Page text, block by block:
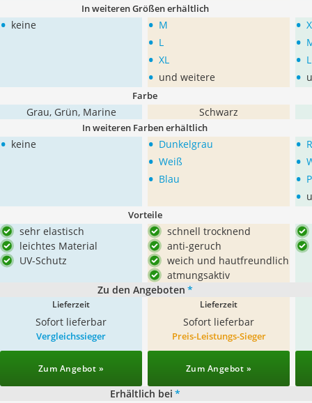
In weiteren Größen erhältlich
• keine • M
• L
• XL
• und weitere
•
•
• L
•
Farbe
Grau, Grün, Marine Schwarz
In weiteren Farben erhältlich
• keine • Dunkelgrau
• Weiß
• Blau
•
•
•
•
Vorteile
sehr elastisch
leichtes Material
UV-Schutz
schnell trocknend
anti-geruch
weich und hautfreundlich
atmungsaktiv
Zu den Angeboten *
Lieferzeit
Sofort lieferbar
Lieferzeit
Sofort lieferbar
Vergleichssieger
Zum Angebot »
Preis-Leistungs-Sieger
Zum Angebot »
Erhältlich bei *